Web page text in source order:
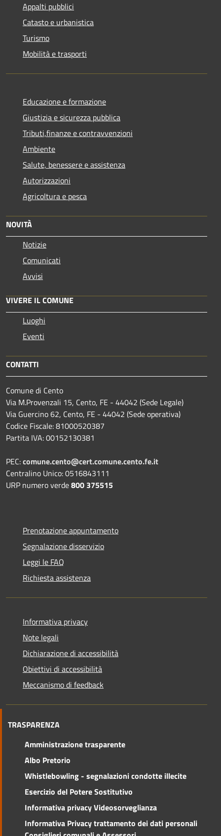
Appalti pubblici
Catasto e urbanistica
Turismo
Mobilità e trasporti
Educazione e formazione
Giustizia e sicurezza pubblica
Tributi,finanze e contravvenzioni
Ambiente
Salute, benessere e assistenza
Autorizzazioni
Agricoltura e pesca
NOVITÀ
Notizie
Comunicati
Avvisi
VIVERE IL COMUNE
Luoghi
Eventi
CONTATTI
Comune di Cento
Via M.Provenzali 15, Cento, FE - 44042 (Sede Legale)
Via Guercino 62, Cento, FE - 44042 (Sede operativa)
Codice Fiscale: 81000520387
Partita IVA: 00152130381
PEC:comune.cento@cert.comune.cento.fe.it
Centralino Unico: 0516843111
URP numero verde800 375515
Prenotazione appuntamento
Segnalazione disservizio
Leggi le FAQ
Richiesta assistenza
Informativa privacy
Note legali
Dichiarazione di accessibilità
Obiettivi di accessibilità
Meccanismo di feedback
TRASPARENZA
Amministrazione trasparente
Albo Pretorio
Whistlebowling - segnalazioni condotte illecite
Esercizio del Potere Sostitutivo
Informativa privacy Videosorveglianza
Informativa Privacy trattamento dei dati personali